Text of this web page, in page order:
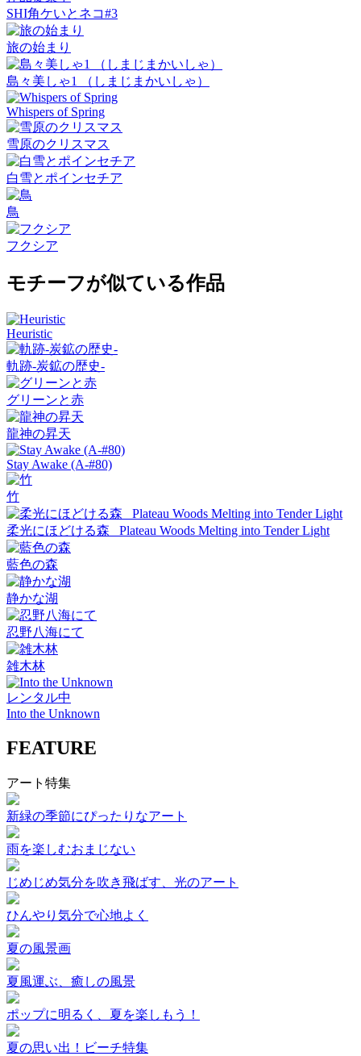
SHI角ケいとネコ#3
旅の始まり
島々美しゃ1 （しまじまかいしゃ）
Whispers of Spring
雪原のクリスマス
白雪とポインセチア
鳥
フクシア
モチーフが似ている作品
Heuristic
軌跡-炭鉱の歴史-
グリーンと赤
龍神の昇天
Stay Awake (A-#80)
竹
柔光にほどける森_ Plateau Woods Melting into Tender Light
藍色の森
静かな湖
忍野八海にて
雑木林
レンタル中
Into the Unknown
FEATURE
アート特集
新緑の季節にぴったりなアート
雨を楽しむおまじない
じめじめ気分を吹き飛ばす、光のアート
ひんやり気分で心地よく
夏の風景画
夏風運ぶ、癒しの風景
ポップに明るく、夏を楽しもう！
夏の思い出！ビーチ特集